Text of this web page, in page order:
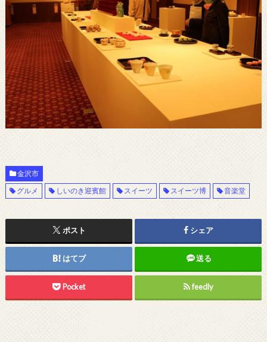
金沢市
グルメ
しいのき迎賓館 スイーツ スイーツ博 音楽堂
ポスト シェア
はてブ 送る
Pocket feedly